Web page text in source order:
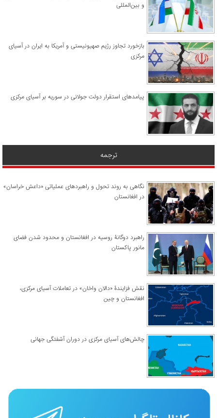
و بین‌المللی
​بازخورد تجاوز رژیم صهیونیستی و آمریکا به ایران در آسیای
مرکزی
پیامدهای استقرار دولت جولانی در سوریه بر آسیای مرکزی
ترجمه
نگاهی به روند تحول و راهبردهای عملیاتی «داعش خراسان»
در افغانستان
راهبرد دوگانۀ روسیه در افغانستان و محدود شدن فضای
مانور پاکستان
نقش فزایندۀ «دالان واخان» در تعاملات آسیای مرکزی،
افغانستان و چین
چالش‌های آسیای مرکزی در دوران آشفتگی جهانی